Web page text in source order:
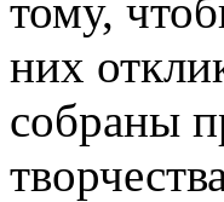
тому,
них
собраны